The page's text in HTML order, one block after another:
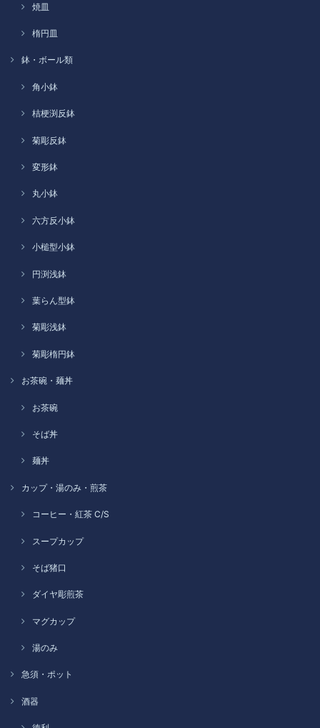
焼皿
楕円皿
鉢・ボール類
角小鉢
桔梗渕反鉢
菊彫反鉢
変形鉢
丸小鉢
六方反小鉢
小槌型小鉢
円渕浅鉢
葉らん型鉢
菊彫浅鉢
菊彫楕円鉢
お茶碗・麺丼
お茶碗
そば丼
麺丼
カップ・湯のみ・煎茶
コーヒー・紅茶 C/S
スープカップ
そば猪口
ダイヤ彫煎茶
マグカップ
湯のみ
急須・ポット
酒器